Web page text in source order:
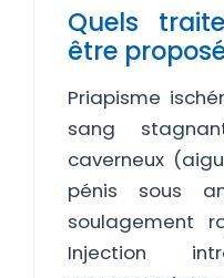
Quels
être
Priapisme
sang
caverneux
pénis sous
soulagement
Injection